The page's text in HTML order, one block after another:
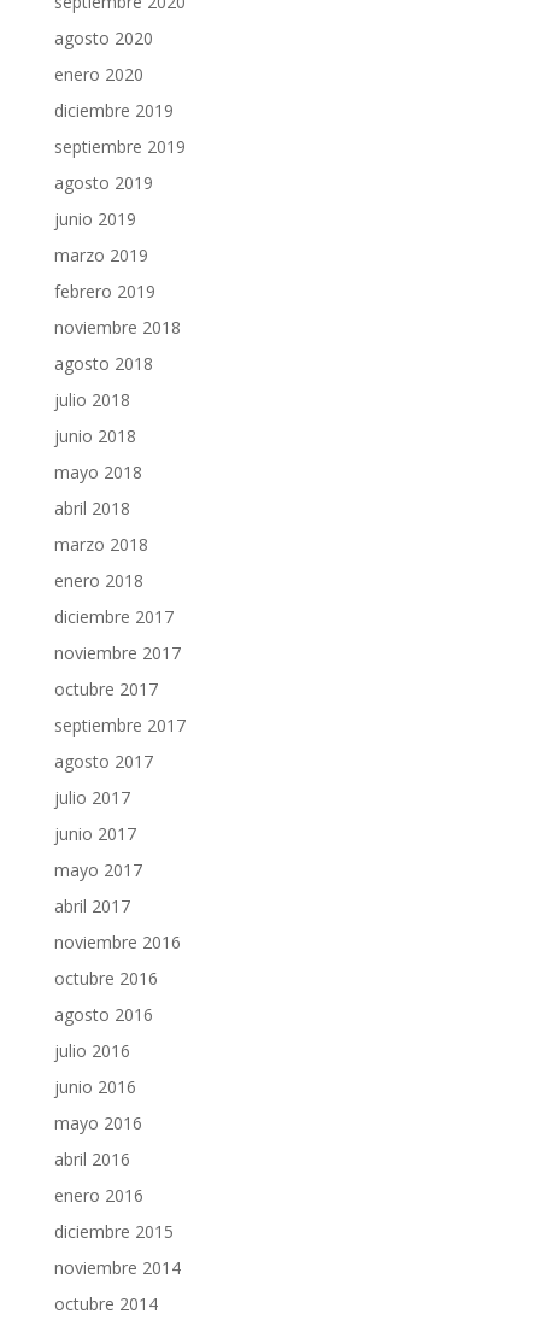
agosto 2020
enero 2020
diciembre 2019
septiembre 2019
agosto 2019
junio 2019
marzo 2019
febrero 2019
noviembre 2018
agosto 2018
julio 2018
junio 2018
mayo 2018
abril 2018
marzo 2018
enero 2018
diciembre 2017
noviembre 2017
octubre 2017
septiembre 2017
agosto 2017
julio 2017
junio 2017
mayo 2017
abril 2017
noviembre 2016
octubre 2016
agosto 2016
julio 2016
junio 2016
mayo 2016
abril 2016
enero 2016
diciembre 2015
noviembre 2014
octubre 2014